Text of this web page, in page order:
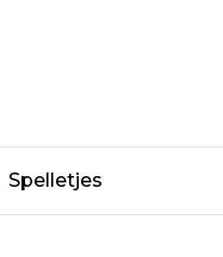
Spelletjes